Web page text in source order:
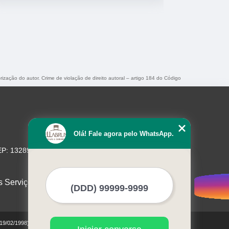
do autor. Crime de violação de direito autoral – artigo 184 do Código
13289-480
Serviços
02/1998)
Olá! Fale agora pelo WhatsApp.